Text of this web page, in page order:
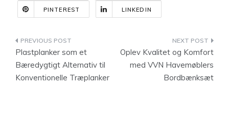
PINTEREST LINKEDIN
Indlægsnavigation
Plastplanker som et
Bæredygtigt Alternativ til
Konventionelle Træplanker
Oplev Kvalitet og Komfort
med VVN Havemøblers
Bordbænksæt